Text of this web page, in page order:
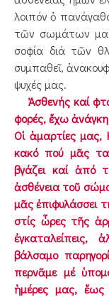
λοιπόν ὁ
τῶν σωμάτων
σοφία διά τῶν
συμπαθεῖ,
ψυχές μας.
Ἀσθενής καί
φορές, ἔχω ἀνάγκη
Οἱ ἁμαρτίες μας,
κακό πού μᾶς
βγάζει καί ἀπό
ἀσθένεια τοῦ
μᾶς ἐπιφυλάσσει
στίς ὧρες τῆς
ἐγκαταλείπεις,
βάλσαμο
περνᾶμε μέ
ἡμέρες μας,